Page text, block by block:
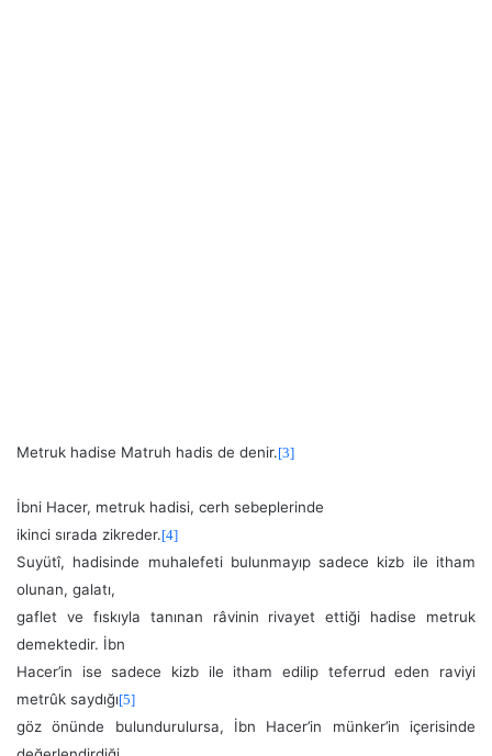
Metruk hadise Matruh hadis de denir.[3]
İbni Hacer, metruk hadisi, cerh sebeplerinde
ikinci sırada zikreder.[4]
Suyütî, hadisinde muhalefeti bulunmayıp sadece kizb ile itham
olunan, galatı,
gaflet ve fıskıyla tanınan râvinin rivayet ettiği hadise metruk
demektedir. İbn
Hacer’in ise sadece kizb ile itham edilip teferrud eden raviyi
metrûk saydığı[5]
göz önünde bulundurulursa, İbn Hacer’in münker’in içerisinde